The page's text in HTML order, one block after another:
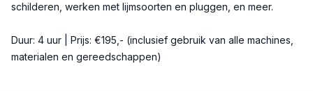
schilderen, werken met lijmsoorten en pluggen, en meer.
Duur: 4 uur | Prijs: €195,- (inclusief gebruik van alle machines,
materialen en gereedschappen)